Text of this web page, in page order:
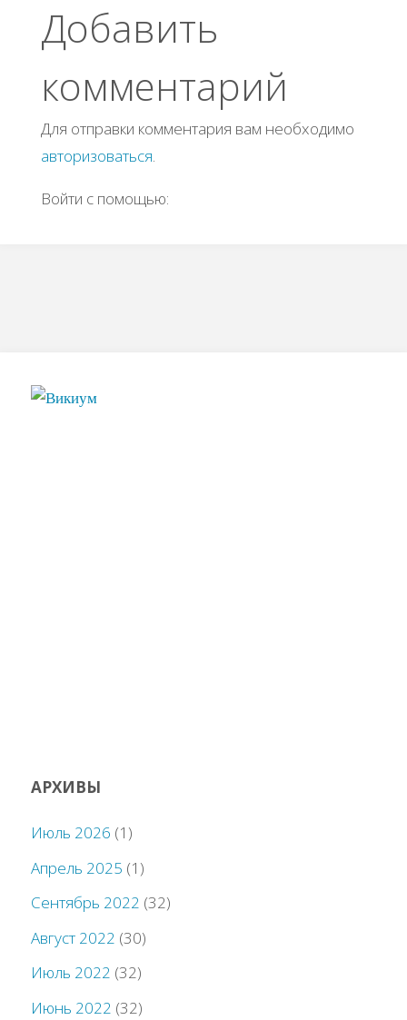
Добавить
комментарий
Для отправки комментария вам необходимо
авторизоваться.
Войти с помощью:
АРХИВЫ
Июль 2026 (1)
Апрель 2025 (1)
Сентябрь 2022 (32)
Август 2022 (30)
Июль 2022 (32)
Июнь 2022 (32)